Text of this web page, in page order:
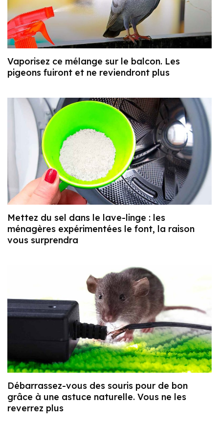
Vaporisez ce mélange sur le balcon. Les
pigeons fuiront et ne reviendront plus
Mettez du sel dans le lave-linge : les
ménagères expérimentées le font, la raison
vous surprendra
Débarrassez-vous des souris pour de bon
grâce à une astuce naturelle. Vous ne les
reverrez plus